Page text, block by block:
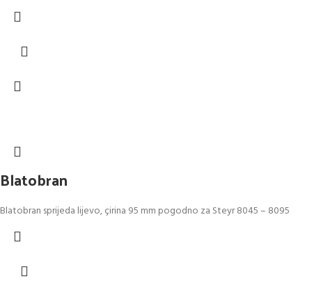
Blatobran
Blatobran sprijeda lijevo, çirina 95 mm pogodno za Steyr 8045 – 8095